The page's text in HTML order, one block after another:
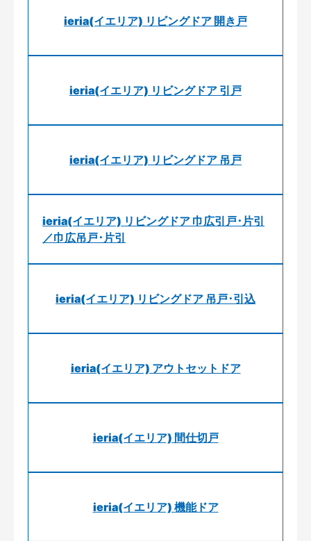
ieria(イエリア) リビングドア 開き戸
ieria(イエリア) リビングドア 引戸
ieria(イエリア) リビングドア 吊戸
ieria(イエリア) リビングドア 巾広引戸･片引
／巾広吊戸･片引
ieria(イエリア) リビングドア 吊戸･引込
ieria(イエリア) アウトセットドア
ieria(イエリア) 間仕切戸
ieria(イエリア) 機能ドア